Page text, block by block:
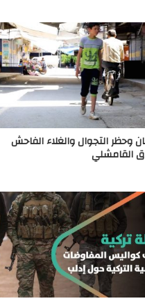
وحظر التجوال والغلاء الفاحش
القامشلي